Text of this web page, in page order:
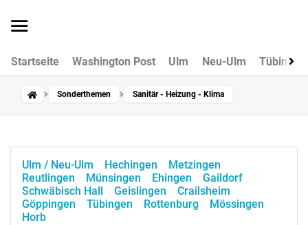
Startseite Washington Post Ulm Neu-Ulm Tübingen
Sonderthemen Sanitär - Heizung - Klima
Ulm / Neu-Ulm Hechingen
Metzingen
Reutlingen
Münsingen Ehingen
Gaildorf
Schwäbisch Hall
Geislingen
Crailsheim
Göppingen
Tübingen Rottenburg
Mössingen
Horb